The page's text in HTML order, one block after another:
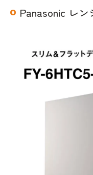
Panasonic レ